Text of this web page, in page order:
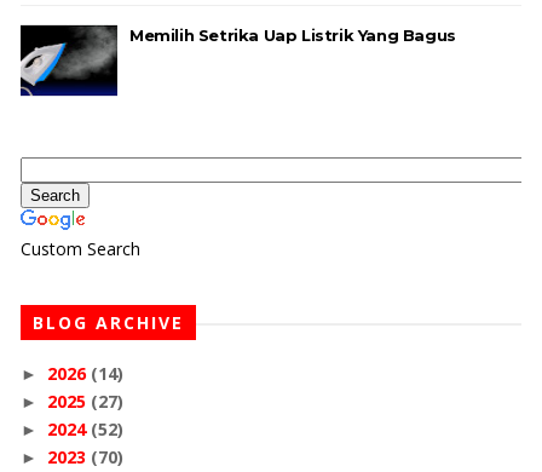
Memilih Setrika Uap Listrik Yang Bagus
Custom Search
BLOG ARCHIVE
► 2026 (14)
► 2025 (27)
► 2024 (52)
► 2023 (70)